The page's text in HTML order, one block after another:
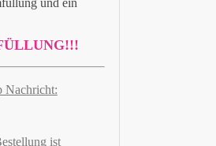
und ein
Nachricht:
ist